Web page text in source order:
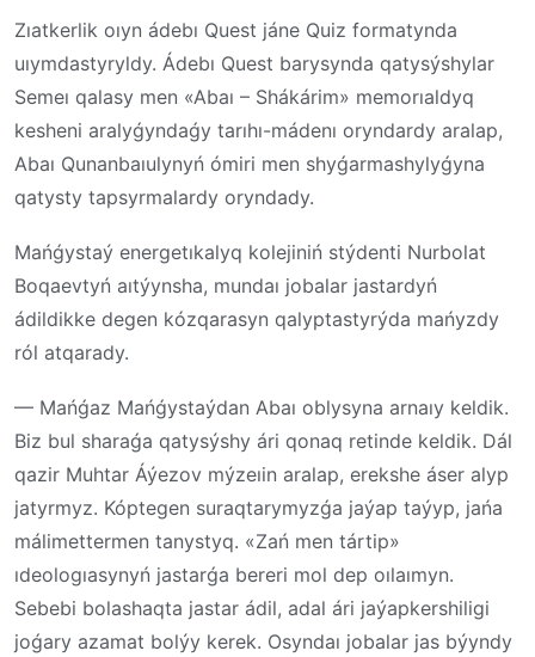
Zıatkerlik oıyn ádebı Quest jáne Quiz formatynda
uıymdastyryldy. Ádebı Quest barysynda qatysýshylar
Semeı qalasy men «Abaı – Shákárim» memorıaldyq
kesheni aralyǵyndaǵy tarıhı-mádenı oryndardy aralap,
Abaı Qunanbaıulynyń ómiri men shyǵarmashylyǵyna
qatysty tapsyrmalardy oryndady.
Mańǵystaý energetıkalyq kolejiniń stýdenti Nurbolat
Boqaevtyń aıtýynsha, mundaı jobalar jastardyń
ádildikke degen kózqarasyn qalyptastyrýda mańyzdy
ról atqarady.
— Mańǵaz Mańǵystaýdan Abaı oblysyna arnaıy keldik.
Biz bul sharaǵa qatysýshy ári qonaq retinde keldik. Dál
qazir Muhtar Áýezov mýzeıin aralap, erekshe áser alyp
jatyrmyz. Kóptegen suraqtarymyzǵa jaýap taýyp, jańa
málimettermen tanystyq. «Zań men tártip»
ıdeologıasynyń jastarǵa bereri mol dep oılaımyn.
Sebebi bolashaqta jastar ádil, adal ári jaýapkershiligi
joǵary azamat bolýy kerek. Osyndaı jobalar jas býyndy